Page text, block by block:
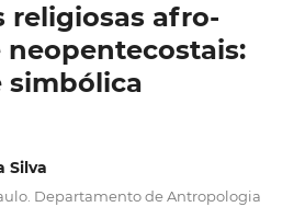
religiosas afro-
neopentecostais:
simbólica
Silva
Departamento de Antropologia